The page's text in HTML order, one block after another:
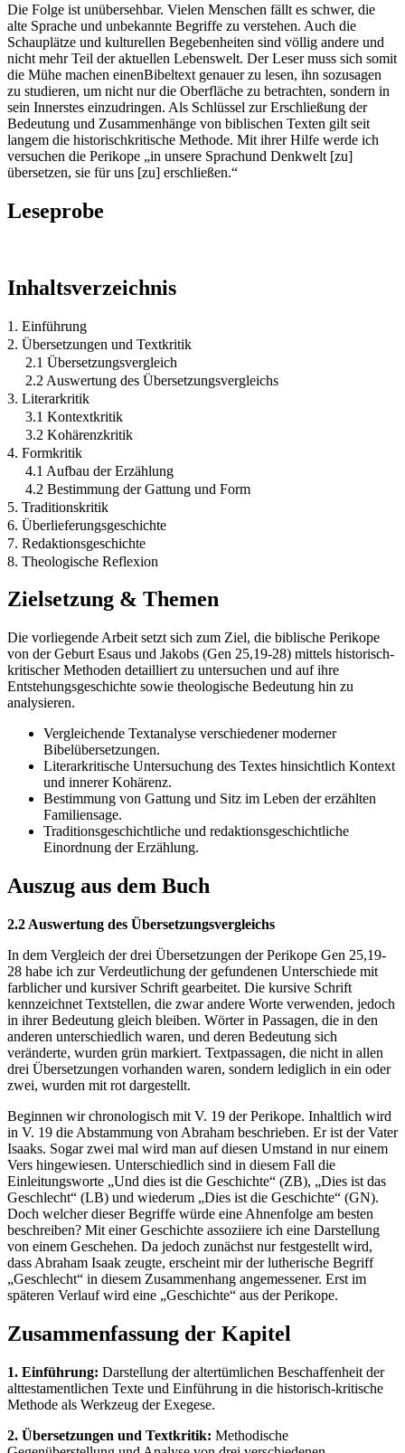
Die Folge ist unübersehbar. Vielen Menschen fällt es schwer, die
alte Sprache und unbekannte Begriffe zu verstehen. Auch die
Schauplätze und kulturellen Begebenheiten sind völlig andere und
nicht mehr Teil der aktuellen Lebenswelt. Der Leser muss sich somit
die Mühe machen einenBibeltext genauer zu lesen, ihn sozusagen
zu studieren, um nicht nur die Oberfläche zu betrachten, sondern in
sein Innerstes einzudringen. Als Schlüssel zur Erschließung der
Bedeutung und Zusammenhänge von biblischen Texten gilt seit
langem die historischkritische Methode. Mit ihrer Hilfe werde ich
versuchen die Perikope „in unsere Sprachund Denkwelt [zu]
übersetzen, sie für uns [zu] erschließen.“
Leseprobe
Inhaltsverzeichnis
1. Einführung
2. Übersetzungen und Textkritik
2.1 Übersetzungsvergleich
2.2 Auswertung des Übersetzungsvergleichs
3. Literarkritik
3.1 Kontextkritik
3.2 Kohärenzkritik
4. Formkritik
4.1 Aufbau der Erzählung
4.2 Bestimmung der Gattung und Form
5. Traditionskritik
6. Überlieferungsgeschichte
7. Redaktionsgeschichte
8. Theologische Reflexion
Zielsetzung & Themen
Die vorliegende Arbeit setzt sich zum Ziel, die biblische Perikope
von der Geburt Esaus und Jakobs (Gen 25,19-28) mittels historisch-
kritischer Methoden detailliert zu untersuchen und auf ihre
Entstehungsgeschichte sowie theologische Bedeutung hin zu
analysieren.
Vergleichende Textanalyse verschiedener moderner
Bibelübersetzungen.
Literarkritische Untersuchung des Textes hinsichtlich Kontext
und innerer Kohärenz.
Bestimmung von Gattung und Sitz im Leben der erzählten
Familiensage.
Traditionsgeschichtliche und redaktionsgeschichtliche
Einordnung der Erzählung.
Auszug aus dem Buch
2.2 Auswertung des Übersetzungsvergleichs
In dem Vergleich der drei Übersetzungen der Perikope Gen 25,19-
28 habe ich zur Verdeutlichung der gefundenen Unterschiede mit
farblicher und kursiver Schrift gearbeitet. Die kursive Schrift
kennzeichnet Textstellen, die zwar andere Worte verwenden, jedoch
in ihrer Bedeutung gleich bleiben. Wörter in Passagen, die in den
anderen unterschiedlich waren, und deren Bedeutung sich
veränderte, wurden grün markiert. Textpassagen, die nicht in allen
drei Übersetzungen vorhanden waren, sondern lediglich in ein oder
zwei, wurden mit rot dargestellt.
Beginnen wir chronologisch mit V. 19 der Perikope. Inhaltlich wird
in V. 19 die Abstammung von Abraham beschrieben. Er ist der Vater
Isaaks. Sogar zwei mal wird man auf diesen Umstand in nur einem
Vers hingewiesen. Unterschiedlich sind in diesem Fall die
Einleitungsworte „Und dies ist die Geschichte“ (ZB), „Dies ist das
Geschlecht“ (LB) und wiederum „Dies ist die Geschichte“ (GN).
Doch welcher dieser Begriffe würde eine Ahnenfolge am besten
beschreiben? Mit einer Geschichte assoziiere ich eine Darstellung
von einem Geschehen. Da jedoch zunächst nur festgestellt wird,
dass Abraham Isaak zeugte, erscheint mir der lutherische Begriff
„Geschlecht“ in diesem Zusammenhang angemessener. Erst im
späteren Verlauf wird eine „Geschichte“ aus der Perikope.
Zusammenfassung der Kapitel
1. Einführung: Darstellung der altertümlichen Beschaffenheit der
alttestamentlichen Texte und Einführung in die historisch-kritische
Methode als Werkzeug der Exegese.
2. Übersetzungen und Textkritik: Methodische